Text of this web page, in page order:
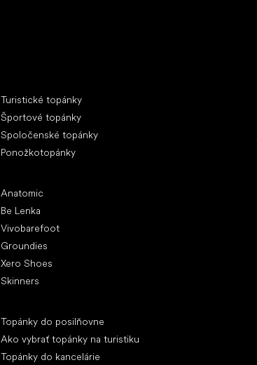
Turistické topánky
Športové topánky
Spoločenské topánky
Ponožkotopánky
Anatomic
Be Lenka
Vivobarefoot
Groundies
Xero Shoes
Skinners
Topánky do posilňovne
Ako vybrať topánky na turistiku
Topánky do kancelárie